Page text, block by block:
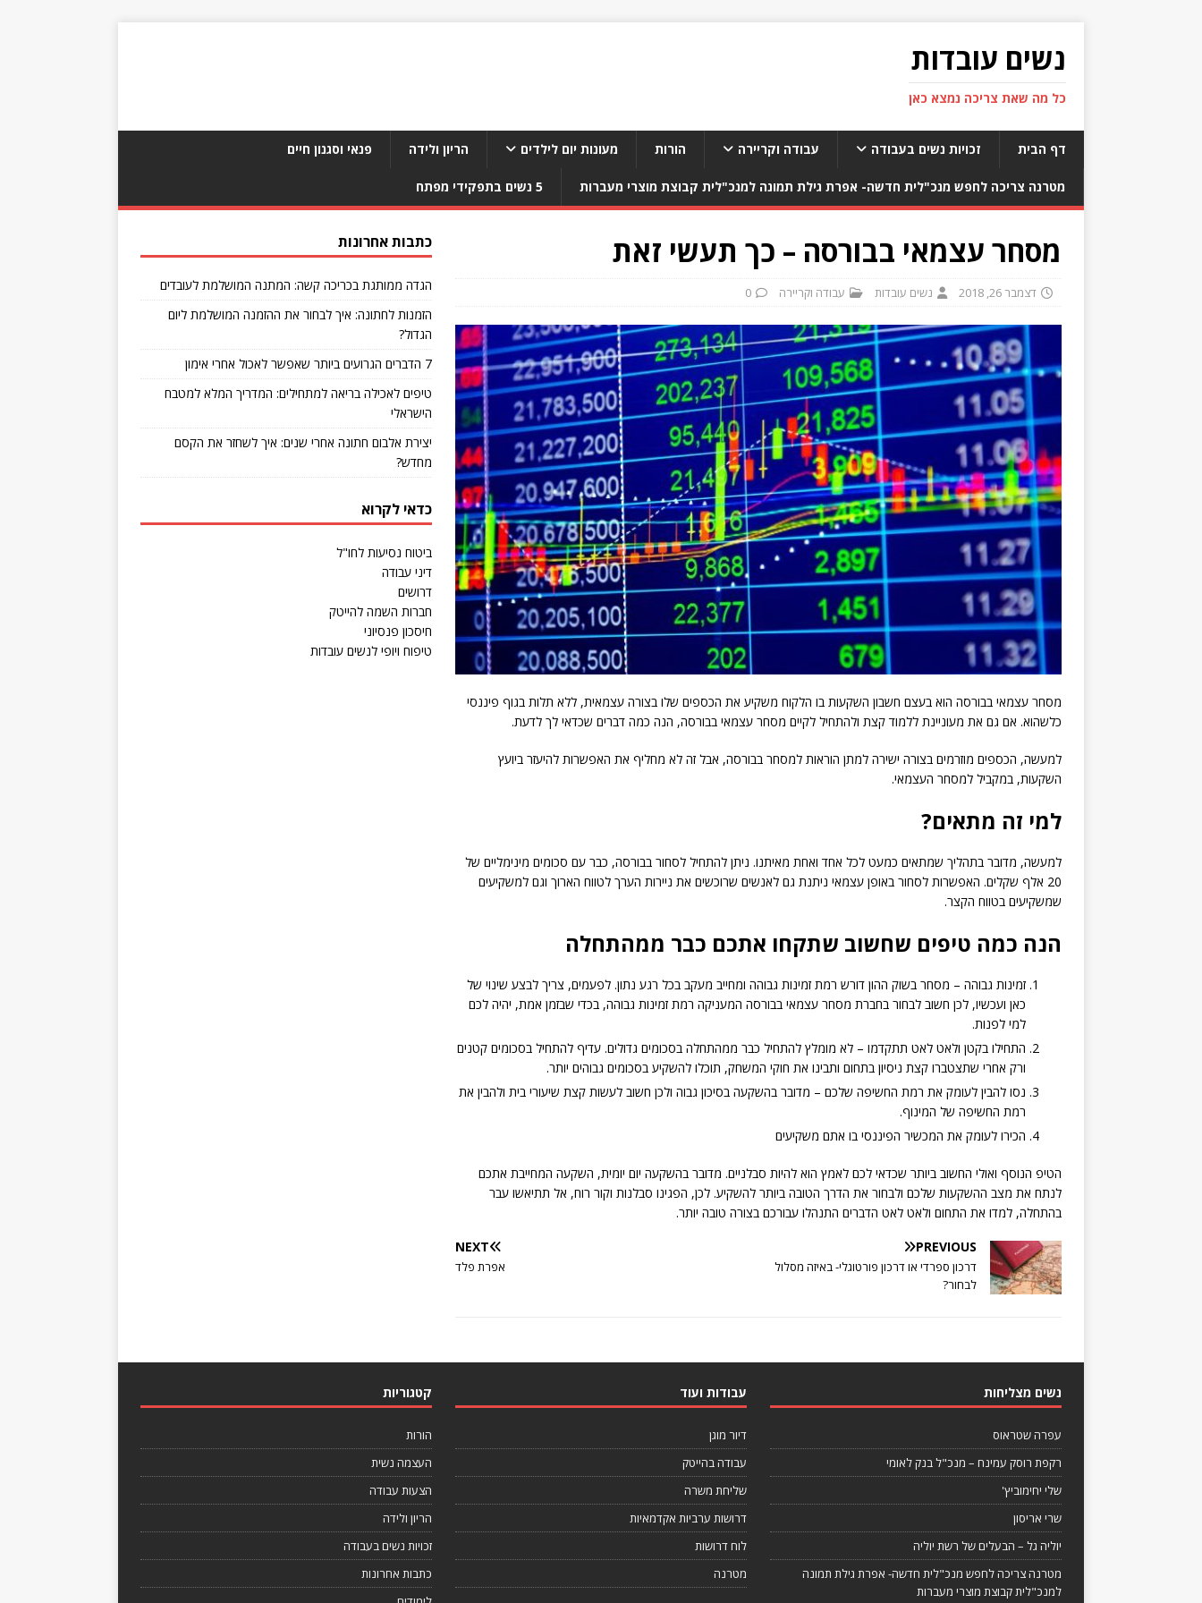
נשים עובדות
כל מה שאת צריכה נמצא כאן
דף הבית זכויות נשים בעבודה עבודה וקריירה הורות מעונות יום לילדים הריון ולידה פנאי וסגנון חיים
מטרנה צריכה לחפש מנכ"לית חדשה- אפרת גילת תמונה למנכ"לית קבוצת מוצרי מעברות 5 נשים בתפקידי מפתח
מסחר עצמאי בבורסה – כך תעשי זאת
דצמבר 26, 2018 נשים עובדות עבודה וקריירה 0
מסחר עצמאי בבורסה הוא בעצם חשבון השקעות בו הלקוח משקיע את הכספים שלו בצורה עצמאית, ללא תלות בגוף פיננסי
כלשהוא. אם גם את מעוניינת ללמוד קצת ולהתחיל לקיים מסחר עצמאי בבורסה, הנה כמה דברים שכדאי לך לדעת.
למעשה, הכספים מוזרמים בצורה ישירה למתן הוראות למסחר בבורסה, אבל זה לא מחליף את האפשרות להיעזר ביועץ
השקעות, במקביל למסחר העצמאי.
למי זה מתאים?
למעשה, מדובר בתהליך שמתאים כמעט לכל אחד ואחת מאיתנו. ניתן להתחיל לסחור בבורסה, כבר עם סכומים מינימליים של
20 אלף שקלים. האפשרות לסחור באופן עצמאי ניתנת גם לאנשים שרוכשים את ניירות הערך לטווח הארוך וגם למשקיעים
שמשקיעים בטווח הקצר.
הנה כמה טיפים שחשוב שתקחו אתכם כבר ממהתחלה
זמינות גבוהה – מסחר בשוק ההון דורש רמת זמינות גבוהה ומחייב מעקב בכל רגע נתון. לפעמים, צריך לבצע שינוי של
כאן ועכשיו, לכן חשוב לבחור בחברת מסחר עצמאי בבורסה המעניקה רמת זמינות גבוהה, בכדי שבזמן אמת, יהיה לכם
למי לפנות.
התחילו בקטן ולאט לאט תתקדמו – לא מומלץ להתחיל כבר ממהתחלה בסכומים גדולים. עדיף להתחיל בסכומים קטנים
ורק אחרי שתצטברו קצת ניסיון בתחום ותבינו את חוקי המשחק, תוכלו להשקיע בסכומים גבוהים יותר.
נסו להבין לעומק את רמת החשיפה שלכם – מדובר בהשקעה בסיכון גבוה ולכן חשוב לעשות קצת שיעורי בית ולהבין את
רמת החשיפה של המינוף.
הכירו לעומק את המכשיר הפיננסי בו אתם משקיעים
הטיפ הנוסף ואולי החשוב ביותר שכדאי לכם לאמץ הוא להיות סבלניים. מדובר בהשקעה יום יומית, השקעה המחייבת אתכם
לנתח את מצב ההשקעות שלכם ולבחור את הדרך הטובה ביותר להשקיע. לכן, הפגינו סבלנות וקור רוח, אל תתיאשו עבר
בהתחלה, למדו את התחום ולאט לאט הדברים התנהלו עבורכם בצורה טובה יותר.
PREVIOUS
דרכון ספרדי או דרכון פורטוגלי- באיזה מסלול
לבחור?
NEXT
אפרת פלד
כתבות אחרונות
הגדה ממותגת בכריכה קשה: המתנה המושלמת לעובדים
הזמנות לחתונה: איך לבחור את ההזמנה המושלמת ליום
הגדול?
7 הדברים הגרועים ביותר שאפשר לאכול אחרי אימון
טיפים לאכילה בריאה למתחילים: המדריך המלא למטבח
הישראלי
יצירת אלבום חתונה אחרי שנים: איך לשחזר את הקסם
מחדש?
כדאי לקרוא
ביטוח נסיעות לחו"ל
דיני עבודה
דרושים
חברות השמה להייטק
חיסכון פנסיוני
טיפוח ויופי לנשים עובדות
נשים מצליחות
עפרה שטראוס
רקפת רוסק עמינח – מנכ"ל בנק לאומי
שלי יחימוביץ'
שרי אריסון
יוליה גל – הבעלים של רשת יוליה
מטרנה צריכה לחפש מנכ"לית חדשה- אפרת גילת תמונה
למנכ"לית קבוצת מוצרי מעברות
עבודות ועוד
דיור מוגן
עבודה בהייטק
שליחת משרה
דרושות ערביות אקדמאיות
לוח דרושות
מטרנה
קטגוריות
הורות
העצמה נשית
הצעות עבודה
הריון ולידה
זכויות נשים בעבודה
כתבות אחרונות